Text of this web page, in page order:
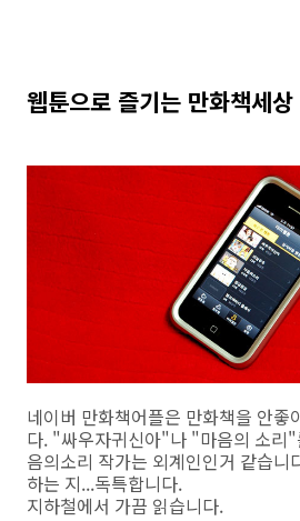
웹툰으로 즐기는 만화책세상
네이버 만화책어플은 만화책을 안좋
다. "싸우자귀신아"나 "마음의 소리
음의소리 작가는 외계인인거 같습니
하는 지...독특합니다.
지하철에서 가끔 읽습니다.